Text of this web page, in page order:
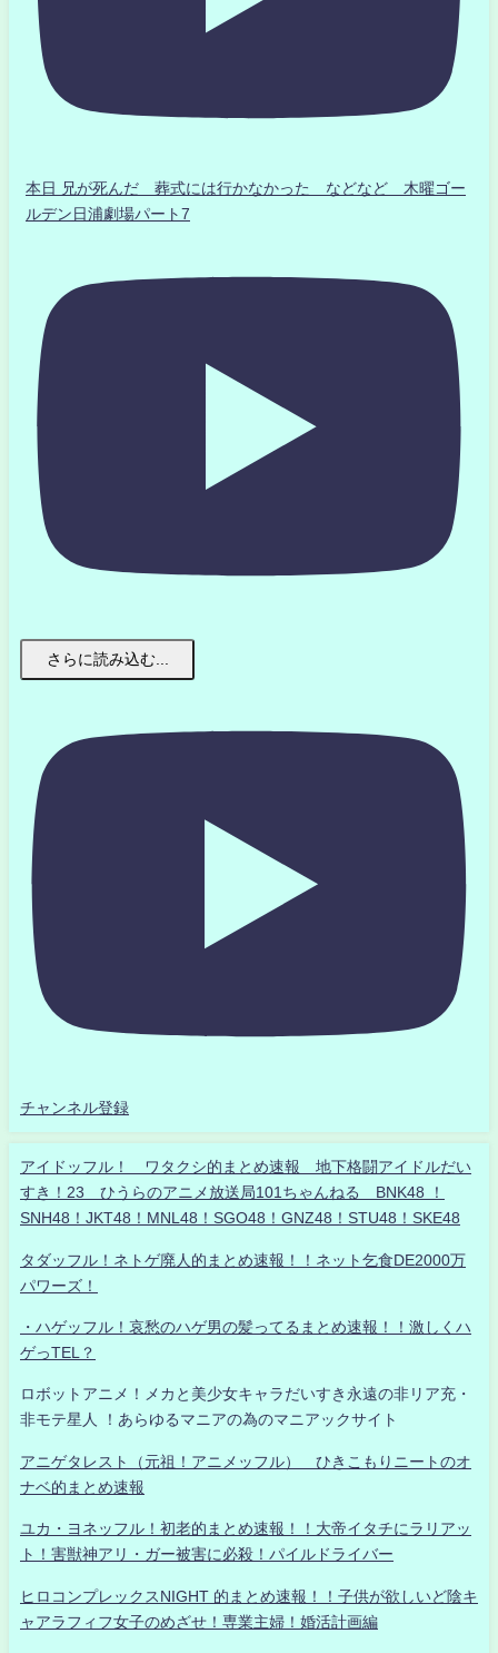
本日 兄が死んだ 葬式には行かなかった などなど 木曜ゴー
ルデン日浦劇場パート7
さらに読み込む...
チャンネル登録
アイドッフル！ ワタクシ的まとめ速報 地下格闘アイドルだい
すき！23 ひうらのアニメ放送局101ちゃんねる BNK48 ！
SNH48！JKT48！MNL48！SGO48！GNZ48！STU48！SKE48
タダッフル！ネトゲ廃人的まとめ速報！！ネット乞食DE2000万
パワーズ！
・ハゲッフル！哀愁のハゲ男の髪ってるまとめ速報！！激しくハ
ゲっTEL？
ロボットアニメ！メカと美少女キャラだいすき永遠の非リア充・
非モテ星人 ！あらゆるマニアの為のマニアックサイト
アニゲタレスト（元祖！アニメッフル） ひきこもりニートのオ
ナベ的まとめ速報
ユカ・ヨネッフル！初老的まとめ速報！！大帝イタチにラリアッ
ト！害獣神アリ・ガー被害に必殺！パイルドライバー
ヒロコンプレックスNIGHT 的まとめ速報！！子供が欲しいど陰キ
ャアラフィフ女子のめざせ！専業主婦！婚活計画編